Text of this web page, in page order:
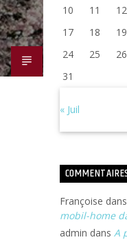
10
11 12
17
18 19
24
25 26
31
« Juil
Françoise dans
mobil-home
admin dans A